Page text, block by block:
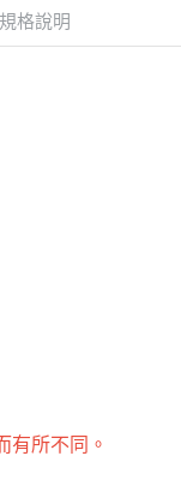
規格說明
有所不同。